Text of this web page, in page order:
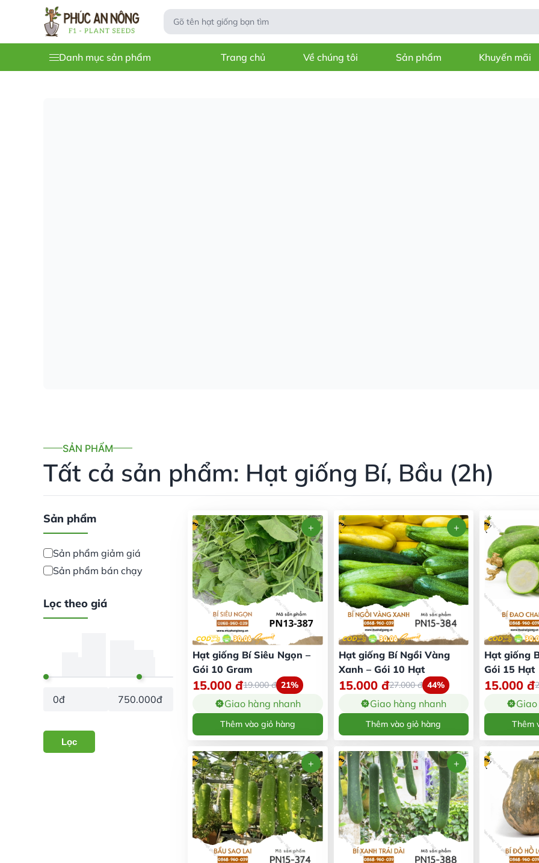
Danh mục sản phẩm Trang chủ Về chúng tôi Sản phẩm Khuyến mãi
SẢN PHẨM
Tất cả sản phẩm: Hạt giống Bí, Bầu (2h)
Sản phẩm
Sản phẩm giảm giá
Sản phẩm bán chạy
Lọc theo giá
0đ 750.000đ
Lọc
Hạt giống Bí Siêu Ngọn –
Gói 10 Gram
15.000 đ19.000đ 21%
Giao hàng nhanh
Thêm vào giỏ hàng
Hạt giống Bí Ngồi Vàng
Xanh – Gói 10 Hạt
15.000 đ27.000đ 44%
Giao hàng nhanh
Thêm vào giỏ hàng
Hạt giống
Gói 15 Hạt
15.000 đ
Thêm